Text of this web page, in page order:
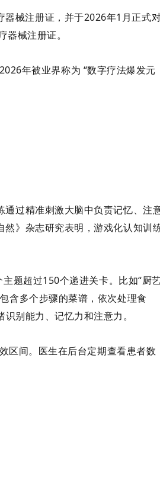
器械注册证，并于2026年1月正式
械注册证。
年被业界称为 “数字疗法爆发元
过精准刺激大脑中负责记忆、注
》杂志研究表明，游戏化认知训
题超过150个递进关卡。比如“厨
含多个步骤的菜谱，依次处理食
识别能力、记忆力和注意力。
区间。医生在后台定期查看患者数